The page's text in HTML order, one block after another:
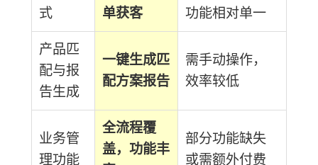
式 单获客 功能相对单一
产品匹
配与报
告生成
一键生成匹
配方案报告
需手动操作，
效率较低
业务管
理功能
全流程覆
盖，功能丰
部分功能缺失
或需额外付费